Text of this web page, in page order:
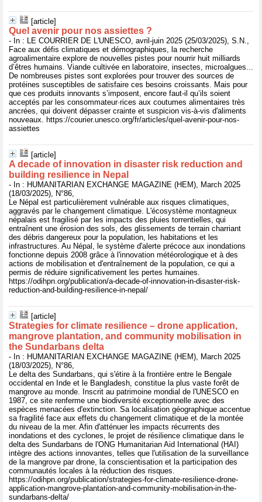
[article]
Quel avenir pour nos assiettes ?
- In : LE COURRIER DE L'UNESCO, avril-juin 2025 (25/03/2025), S.N.,
Face aux défis climatiques et démographiques, la recherche
agroalimentaire explore de nouvelles pistes pour nourrir huit milliards
d’êtres humains. Viande cultivée en laboratoire, insectes, microalgues...
De nombreuses pistes sont explorées pour trouver des sources de
protéines susceptibles de satisfaire ces besoins croissants. Mais pour
que ces produits innovants s’imposent, encore faut-il qu’ils soient
acceptés par les consommateur·rices aux coutumes alimentaires très
ancrées, qui doivent dépasser crainte et suspicion vis-à-vis d'aliments
nouveaux. https://courier.unesco.org/fr/articles/quel-avenir-pour-nos-
assiettes
[article]
A decade of innovation in disaster risk reduction and
building resilience in Nepal
- In : HUMANITARIAN EXCHANGE MAGAZINE (HEM), March 2025
(18/03/2025), N°86,
Le Népal est particulièrement vulnérable aux risques climatiques,
aggravés par le changement climatique. L'écosystème montagneux
népalais est fragilisé par les impacts des pluies torrentielles, qui
entraînent une érosion des sols, des glissements de terrain charriant
des débris dangereux pour la population, les habitations et les
infrastructures. Au Népal, le système d'alerte précoce aux inondations
fonctionne depuis 2008 grâce à l'innovation météorologique et à des
actions de mobilisation et d'entraînement de la population, ce qui a
permis de réduire significativement les pertes humaines.
https://odihpn.org/publication/a-decade-of-innovation-in-disaster-risk-
reduction-and-building-resilience-in-nepal/
[article]
Strategies for climate resilience – drone application,
mangrove plantation, and community mobilisation in
the Sundarbans delta
- In : HUMANITARIAN EXCHANGE MAGAZINE (HEM), March 2025
(18/03/2025), N°86,
Le delta des Sundarbans, qui s'étire à la frontière entre le Bengale
occidental en Inde et le Bangladesh, constitue la plus vaste forêt de
mangrove au monde. Inscrit au patrimoine mondial de l'UNESCO en
1987, ce site renferme une biodiversité exceptionnelle avec des
espèces menacées d'extinction. Sa localisation géographique accentue
sa fragilité face aux effets du changement climatique et de la montée
du niveau de la mer. Afin d'atténuer les impacts récurrents des
inondations et des cyclones, le projet de résilience climatique dans le
delta des Sundarbans de l'ONG Humanitarian Aid International (HAI)
intègre des actions innovantes, telles que l'utilisation de la surveillance
de la mangrove par drone, la conscientisation et la participation des
communautés locales à la réduction des risques.
https://odihpn.org/publication/strategies-for-climate-resilience-drone-
application-mangrove-plantation-and-community-mobilisation-in-the-
sundarbans-delta/